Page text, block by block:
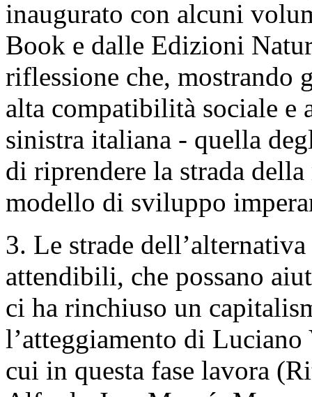
inaugurato con alcuni
Book e dalle Edizioni
riflessione che,
alta compatibilità sociale e
sinistra italiana - quella
di riprendere la strada
modello di sviluppo
3. Le strade
attendibili, che possano
ci ha rinchiuso un
l’atteggiamento di
cui in questa fase lavora